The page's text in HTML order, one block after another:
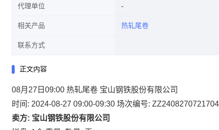
代理单位
相关产品 热轧尾卷
联系方式
正文内容
08月27日09:00 热轧尾卷 宝山钢铁股份有限公司
时间: 2024-08-27 09:00-09:30 场次编号: ZZ2408270721704
卖方: 宝山钢铁股份有限公司